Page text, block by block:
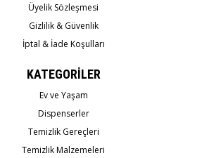
Üyelik Sözleşmesi
Gizlilik & Güvenlik
İptal & İade Koşulları
KATEGORİLER
Ev ve Yaşam
Dispenserler
Temizlik Gereçleri
Temizlik Malzemeleri